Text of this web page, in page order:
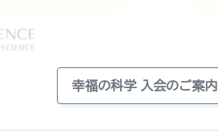
幸福の科学 入会のご案内